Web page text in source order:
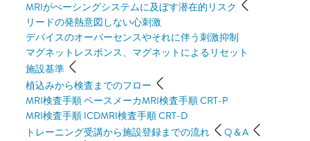
MRIがぺーシングシステムに及ぼす潜在的リスク
リードの発熱意図しない心刺激
デバイスのオーバーセンスやそれに伴う刺激抑制
マグネットレスポンス、マグネットによるリセット
施設基準
植込みから検査までのフロー
MRI検査手順 ペースメーカMRI検査手順 CRT-P
MRI検査手順 ICDMRI検査手順 CRT-D
トレーニング受講から施設登録までの流れ
Q＆A